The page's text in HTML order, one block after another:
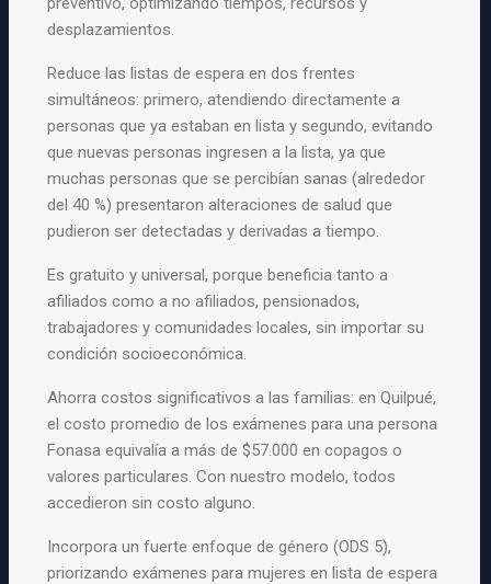
desplazamientos.
Reduce las listas de espera en dos frentes
simultáneos: primero, atendiendo directamente a
personas que ya estaban en lista y segundo, evitando
que nuevas personas ingresen a la lista, ya que
muchas personas que se percibían sanas (alrededor
del40 %) presentaron alteraciones de salud que
pudieron ser detectadas y derivadas a tiempo.
Es gratuito y universal, porque beneficia tanto a
afiliados como a no afiliados, pensionados,
trabajadores y comunidades locales, sin importar su
condición socioeconómica.
Ahorra costos significativos a las familias: en Quilpué,
el costo promedio de los exámenes para una persona
Fonasa equivalía a más de $57.000 en copagos o
valores particulares. Con nuestro modelo, todos
accedieron sin costo alguno.
Incorpora un fuerte enfoque de género (ODS 5),
priorizando exámenes para mujeres en lista de espera